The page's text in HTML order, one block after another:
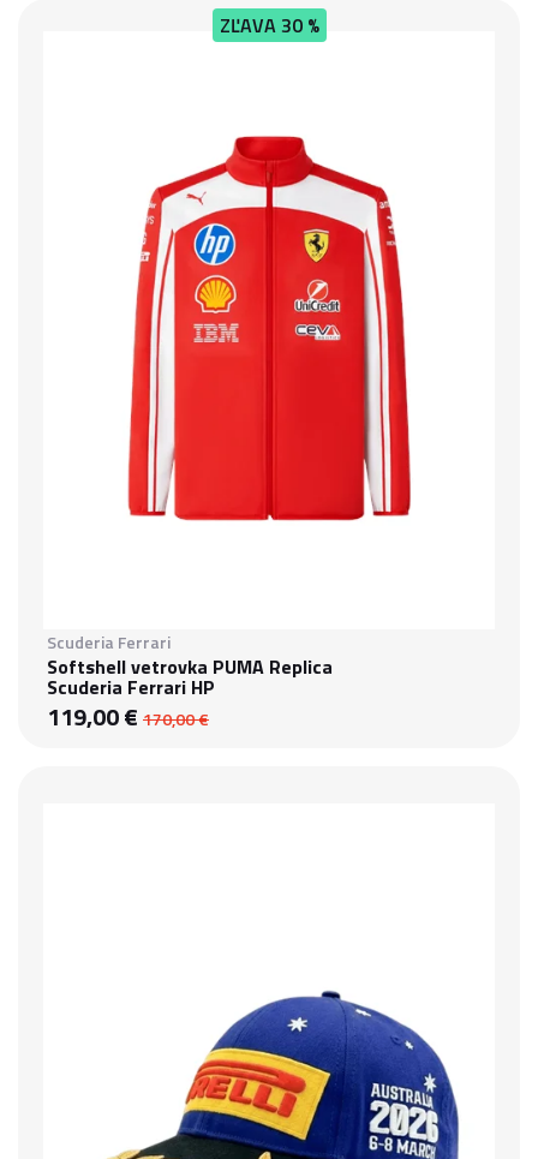
ZĽAVA30 %
Scuderia Ferrari
Softshell vetrovka PUMA Replica
Scuderia Ferrari HP
119,00 € 170,00 €